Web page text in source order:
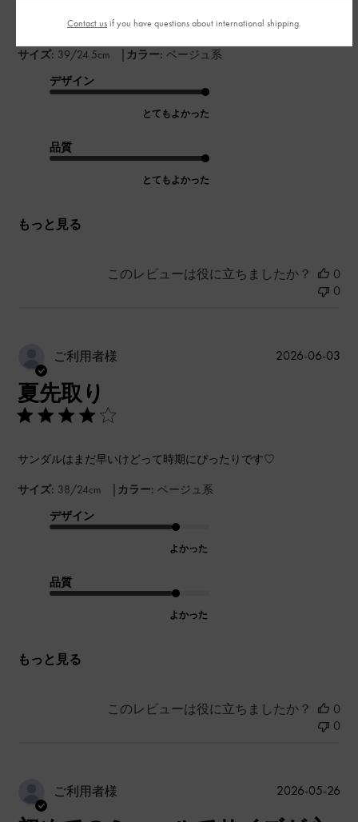
サイズ: 39/24.5cm | カラー: ベージュ系
デザイン
とてもよかった
品質
とてもよかった
もっと見る
日本語に翻訳する
このレビューは役に立ちましたか？
0
0
ご利用者様
夏先取り
サンダルはまだ早いけどって時期にぴったりです♡
サイズ: 38/24cm | カラー: ベージュ系
デザイン
よかった
品質
よかった
もっと見る
公
2026-06-03
このレビューは役に立ちましたか？
0
0
ご利用者様
公
2026-05-26
Contact usif you have questions about international shipping.